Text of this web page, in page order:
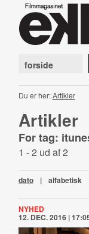
forside
Du er her:Artikler
Artikler
For tag:
1 - 2 ud af 2
dato | alfabetisk
NYHED
12. DEC. 2016 |